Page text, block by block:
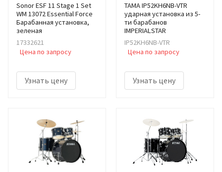
Sonor ESF 11 Stage 1 Set
WM 13072 Essential Force
Барабанная установка,
зеленая
17332621
Цена по запросу
Узнать цену
TAMA IP52KH6NB-VTR
ударная установка из 5-
ти барабанов
IMPERIALSTAR
IP52KH6NB-VTR
Цена по запросу
Узнать цену